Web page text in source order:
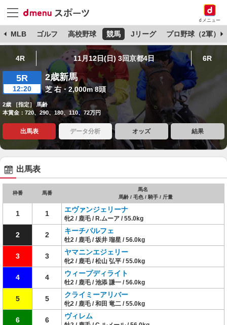
dメニュー
MLB ゴルフ 高校野球 競馬 Jリーグ プロ野球（2軍）
4R 11月12日(日) 3回京都4日 6R
5R
12:20
2歳新馬
芝 右・2,000m 8頭
2歳 ［指定］ 馬齢
本賞金：720、290、180、110、72万円
出馬表 データ分析 オッズ 結果
出馬表
枠番 馬番
馬名
馬齢 / 毛色 / 騎手 / 斤量
1 1 エヴァンジェリーナ
牝2 / 鹿毛 / R.ムーア / 55.0kg
2 2 キーチパルフェ
牡2 / 鹿毛 / 坂井 瑠星 / 56.0kg
3 3 ヤマニンエジェリー
牝2 / 鹿毛 / 松山 弘平 / 55.0kg
4 4 ウィープディライト
牡2 / 鹿毛 / 池添 謙一 / 56.0kg
5 5 クライミーアリバー
牝2 / 鹿毛 / 和田 竜二 / 55.0kg
6 6 ヴィレム